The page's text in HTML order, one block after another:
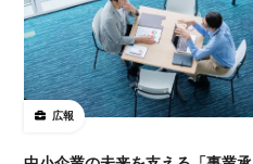
広報